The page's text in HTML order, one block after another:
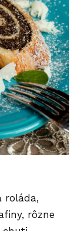
roláda,
rôzne